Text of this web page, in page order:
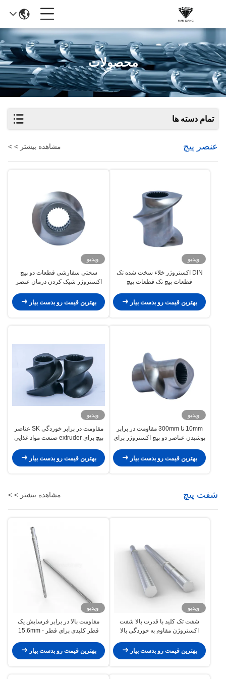
محصولات
تمام دسته ها
عنصر پیچ مشاهده بیشتر > >
ویدیو
DIN اکستروژر خلاء سخت شده تک
قطعات پیچ تک قطعات پیچ
بهترین قیمت رو بدست بیار
ویدیو
سختی سفارشی قطعات دو پیچ
اکستروژر شیک کردن درمان عنصر
بهترین قیمت رو بدست بیار
ویدیو
10mm تا 300mm مقاومت در برابر
پوشیدن عناصر دو پیچ اکستروژر برای
بهترین قیمت رو بدست بیار
ویدیو
مقاومت در برابر خوردگی SK عناصر
پیچ برای extruder صنعت مواد غذایی
بهترین قیمت رو بدست بیار
شفت پیچ مشاهده بیشتر > >
ویدیو
شفت تک کلید با قدرت بالا شفت
اکستروژن مقاوم به خوردگی بالا
بهترین قیمت رو بدست بیار
ویدیو
مقاومت بالا در برابر فرسایش یک
قطر کلیدی برای قطر 15.6mm -
بهترین قیمت رو بدست بیار